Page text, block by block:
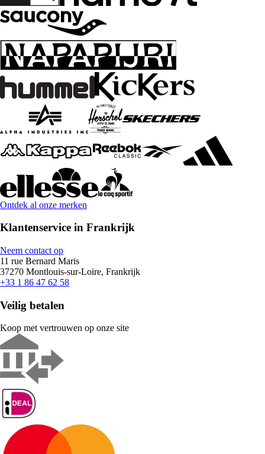
Ontdek al onze merken
Klantenservice in Frankrijk
Neem contact op
11 rue Bernard Maris
37270 Montlouis-sur-Loire, Frankrijk
+33 1 86 47 62 58
Veilig betalen
Koop met vertrouwen op onze site